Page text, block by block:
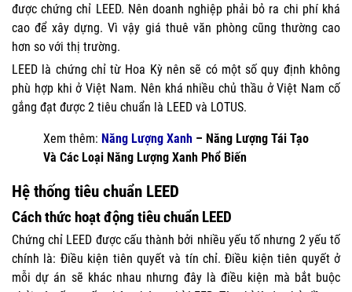
được chứng chỉ LEED. Nên doanh nghiệp phải bỏ ra chi phí khá
cao để xây dựng. Vì vậy giá thuê văn phòng cũng thường cao
hơn so với thị trường.
LEED là chứng chỉ từ Hoa Kỳ nên sẽ có một số quy định không
phù hợp khi ở Việt Nam. Nên khá nhiều chủ thầu ở Việt Nam cố
gắng đạt được 2 tiêu chuẩn là LEED và LOTUS.
Xem thêm: Năng Lượng Xanh – Năng Lượng Tái Tạo
Và Các Loại Năng Lượng Xanh Phổ Biến
Hệ thống tiêu chuẩn LEED
Cách thức hoạt động tiêu chuẩn LEED
Chứng chỉ LEED được cấu thành bởi nhiều yếu tố nhưng 2 yếu tố
chính là: Điều kiện tiên quyết và tín chỉ. Điều kiện tiên quyết ở
mỗi dự án sẽ khác nhau nhưng đây là điều kiện mà bắt buộc